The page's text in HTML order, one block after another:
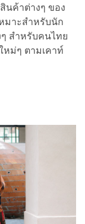
นค้าต่างๆ ของ
มาะสำหรับนัก
สำหรับคนไทย
หม่ๆ ตามเคาท์